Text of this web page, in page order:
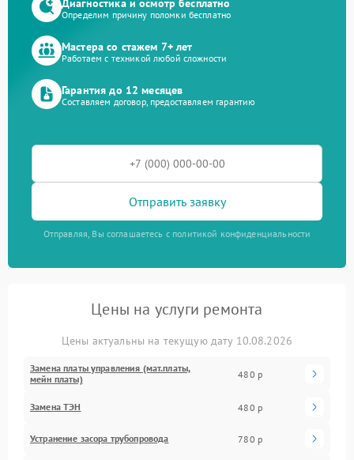
Определим причину поломки бесплатно
Мастера со стажем 7+ лет
Работаем с техникой любой сложности
Гарантия до 12 месяцев
Составляем договор, предоставляем гарантию
Отправить заявку
Отправляя, Вы соглашаетесь с политикой конфиденциальности
Цены на услуги ремонта
Цены актуальны на текущую дату 10.08.2026
Замена платы управления (мат.платы,
мейн платы)
480 р
Замена ТЭН 480 р
Устранение засора трубопровода 780 р